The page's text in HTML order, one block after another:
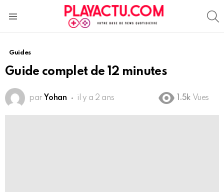
Guides
Guide complet de 12 minutes
par Yohan il y a 2 ans 1.5k Vues